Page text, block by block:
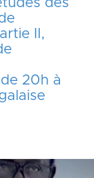
des
II,
20h à